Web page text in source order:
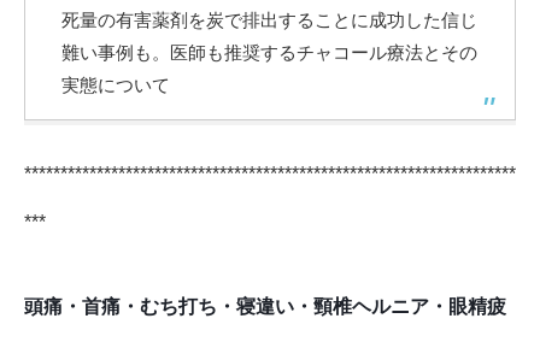
死量の有害薬剤を炭で排出することに成功した信じ
難い事例も。医師も推奨するチャコール療法とその
実態について
********************************************************************
***
頭痛・首痛・むち打ち・寝違い・頸椎ヘルニア・眼精疲